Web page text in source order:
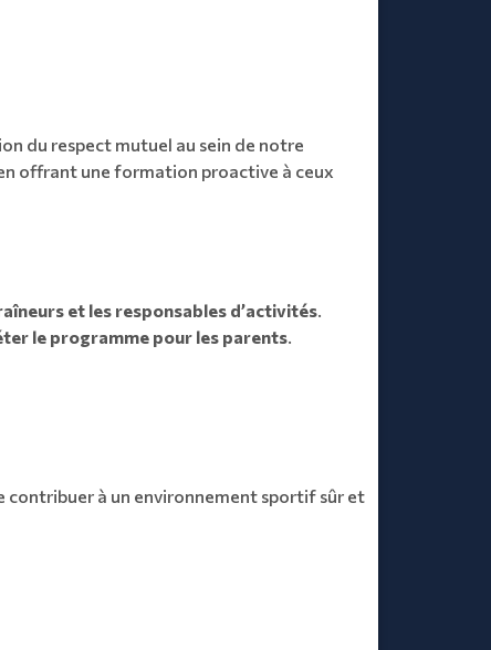
du respect mutuel au sein de notre
offrant une formation proactive à ceux
et les responsables d’activités.
le programme pour les parents.
contribuer à un environnement sportif sûr et